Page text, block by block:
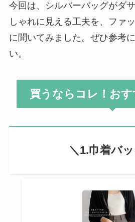
今回は、シルバーバッグがダ
しゃれに見える工夫を、ファ
に聞いてみました。ぜひ参考
い。
買うならコレ！お
＼1.巾着バ